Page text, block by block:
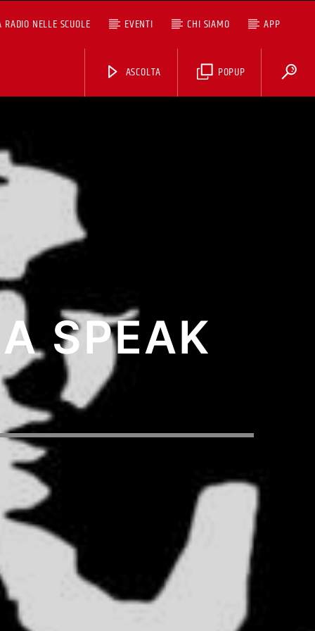
RADIO NELLE SCUOLE EVENTI CHI SIAMO APP
POPUP
ASCOLTA
SPEAK